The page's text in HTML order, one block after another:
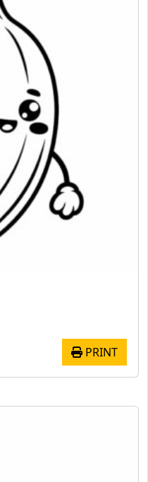
PRINT